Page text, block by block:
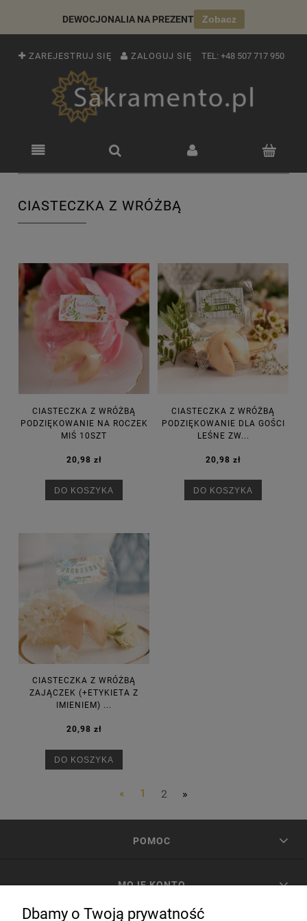
DEWOCJONALIA NA PREZENT Zobacz
ZAREJESTRUJ SIĘ ZALOGUJ SIĘ TEL: +48 507 717 950
CIASTECZKA Z WRÓŻBĄ
CIASTECZKA Z WRÓŻBĄ
PODZIĘKOWANIE NA ROCZEK
MIŚ 10SZT
20,98 zł
DO KOSZYKA
CIASTECZKA Z WRÓŻBĄ
PODZIĘKOWANIE DLA GOŚCI
LEŚNE ZW...
20,98 zł
DO KOSZYKA
CIASTECZKA Z WRÓŻBĄ
ZAJĄCZEK (+ETYKIETA Z
IMIENIEM) ...
20,98 zł
DO KOSZYKA
« 1 2 »
POMOC
MOJE KONTO
Dbamy o Twoją prywatność